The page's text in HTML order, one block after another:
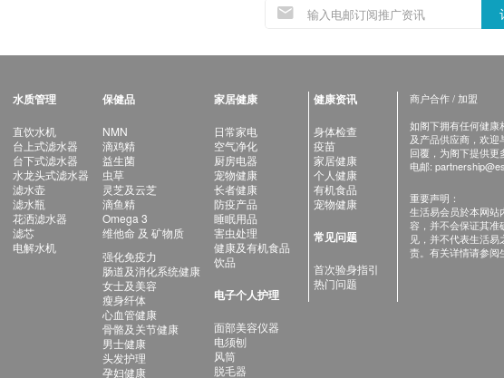
水质管理
直饮水机
台上式滤水器
台下式滤水器
水龙头式滤水器
滤水壶
滤水瓶
花洒滤水器
滤芯
电解水机
保健品
NMN
滴鸡精
益生菌
虫草
灵芝及云芝
滴鱼精
Omega 3
维他命 及 矿物质
强化免疫力
肠道及消化系统健康
女士及美容
瘦身纤体
心血管健康
骨骼及关节健康
男士健康
头发护理
孕妇健康
家居健康
日常家电
空气净化
厨房电器
宠物健康
长者健康
防疫产品
睡眠用品
害虫处理
健康及有机食品
饮品
电子个人护理
面部美容仪器
电须刨
风筒
脱毛器
健康资讯
身体检查
疫苗
家居健康
个人健康
有机食品
宠物健康
常见问题
首次验身指引
热门问题
商户合作 / 加盟
如阁下拥有任何健康
及产品供应商，欢迎
回覆，为阁下提供更
电邮:
重要声明：
生活易会员於本网站
容，并不会保证其准
见，并不代表生活
责。有关详情请参阅